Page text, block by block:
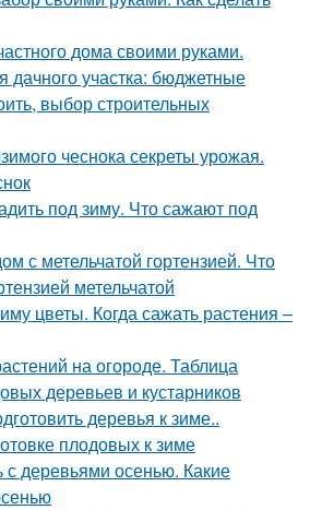
дома своими руками.
участка: бюджетные
выбор строительных
чеснока секреты урожая.
под зиму. Что сажают под
с метельчатой гортензией. Что
метельчатой
цветы. Когда сажать растения –
на огороде. Таблица
деревьев и кустарников
деревья к зиме..
плодовых к зиме
с деревьями осенью. Какие